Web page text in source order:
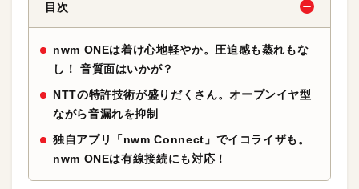
目次
nwm ONEは着け心地軽やか。圧迫感も蒸れもな
し！ 音質面はいかが？
NTTの特許技術が盛りだくさん。オープンイヤ型
ながら音漏れを抑制
独自アプリ「nwm Connect」でイコライザも。
nwm ONEは有線接続にも対応！